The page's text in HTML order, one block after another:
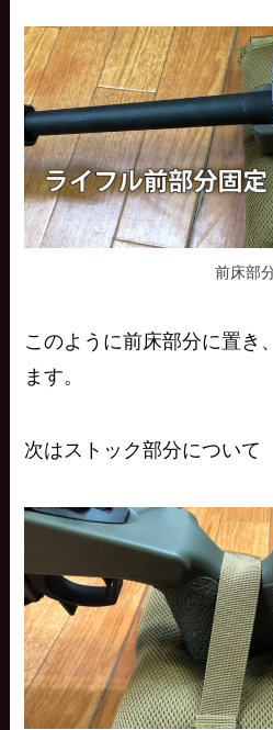
前床部
このように前床部分に置き
ます。
次はストック部分について